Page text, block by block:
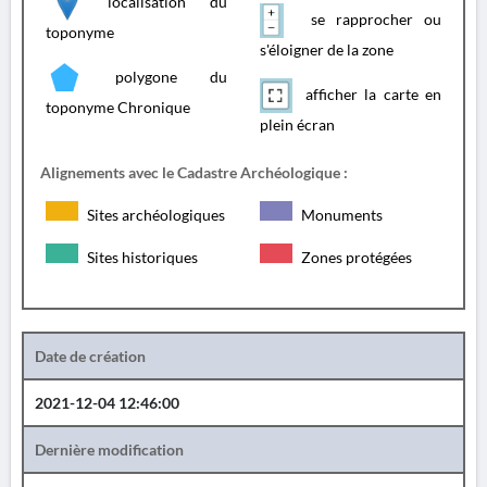
toponyme
polygone du
toponyme Chronique
se rapprocher ou
s'éloigner de la zone
afficher la carte en
plein écran
Alignements avec le Cadastre Archéologique :
Sites archéologiques Monuments
Sites historiques Zones protégées
Date de création
2021-12-04 12:46:00
Dernière modification